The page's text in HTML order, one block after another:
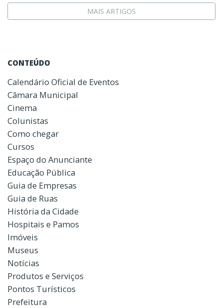
MAIS ARTIGOS
CONTEÚDO
Calendário Oficial de Eventos
Câmara Municipal
Cinema
Colunistas
Como chegar
Cursos
Espaço do Anunciante
Educação Pública
Guia de Empresas
Guia de Ruas
História da Cidade
Hospitais e Pamos
Imóveis
Museus
Notícias
Produtos e Serviços
Pontos Turísticos
Prefeitura